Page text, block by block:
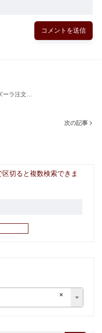
ーラ注文…
次の記事
切ると複数検索できま
×